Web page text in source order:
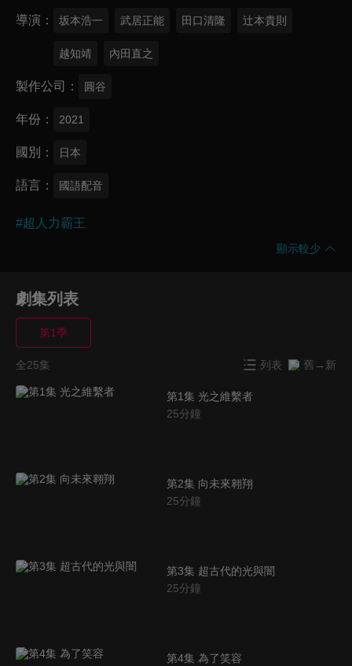
導演 坂本浩一 武居正能 田口清隆 辻本貴則
越知靖 內田直之
製作公司 圓谷
年份 2021
國別 日本
語言 國語配音
#超人力霸王
顯示較少
劇集列表
第1季
全25集 列表 舊→新
第1集 光之維繫者
25分鐘
第2集 向未來翱翔
25分鐘
第3集 超古代的光與闇
25分鐘
第4集 為了笑容